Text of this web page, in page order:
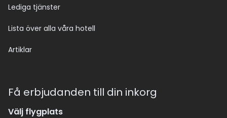
Lediga tjänster
Lista över alla våra hotell
Artiklar
Få erbjudanden till din inkorg
Välj flygplats